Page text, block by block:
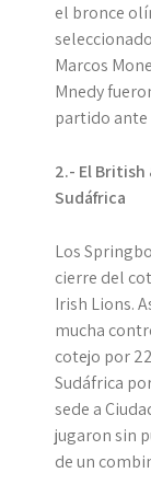
el bronce
Marcos
Mnedy
partido
2.- El
Sudáfrica
Los
cierre del
Irish Lions.
mucha
cotejo por
Sudáfrica
sede a
jugaron sin
de un